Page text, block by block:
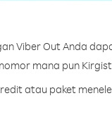
Viber Out Anda
mana pun
atau paket